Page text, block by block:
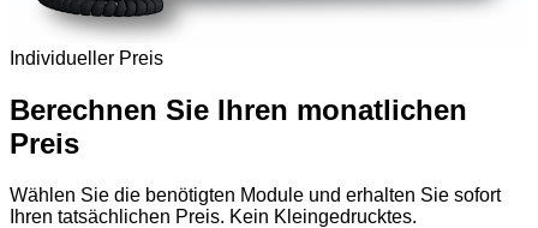
Individueller Preis
Berechnen Sie Ihren monatlichen
Preis
Wählen Sie die benötigten Module und erhalten Sie sofort
Ihren tatsächlichen Preis. Kein Kleingedrucktes.